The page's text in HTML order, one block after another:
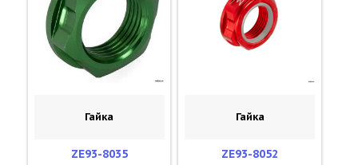
Гайка
ZE93-8035
Гайка
ZE93-8052